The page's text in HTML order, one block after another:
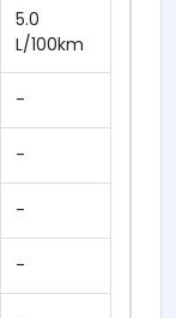
5.0
L/100km
-
-
-
-